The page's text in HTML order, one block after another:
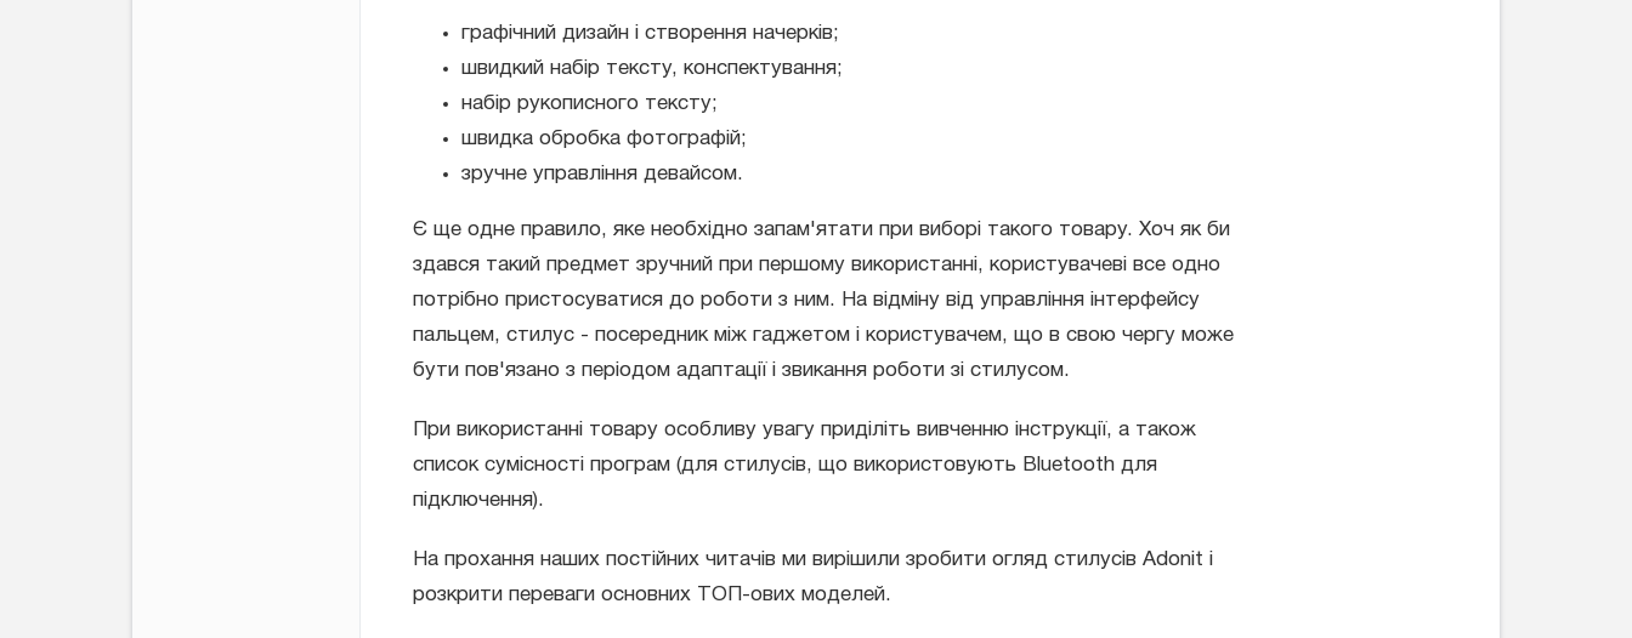
графічний дизайн і створення начерків;
швидкий набір тексту, конспектування;
набір рукописного тексту;
швидка обробка фотографій;
зручне управління девайсом.
Є ще одне правило, яке необхідно запам'ятати при виборі такого товару. Хоч як би
здався такий предмет зручний при першому використанні, користувачеві все одно
потрібно пристосуватися до роботи з ним. На відміну від управління інтерфейсу
пальцем, стилус - посередник між гаджетом і користувачем, що в свою чергу може
бути пов'язано з періодом адаптації і звикання роботи зі стилусом.
При використанні товару особливу увагу приділіть вивченню інструкції, а також
список сумісності програм (для стилусів, що використовують Bluetooth для
підключення).
На прохання наших постійних читачів ми вирішили зробити огляд стилусів Adonit і
розкрити переваги основних ТОП-ових моделей.